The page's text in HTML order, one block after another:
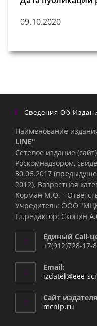
09.10.2020
Сведения Об
Наименование
LINE"
Сетевое издание
Роскомнадзором,
30.06.2017
2012). Возрастная
Корман М.О. -
Учредитель: ООО
Гл.редактор: Скопин
Единый Call-
+7(912)728-17-
Email:
izdatel@eee-
Сайт
mcnip.ru